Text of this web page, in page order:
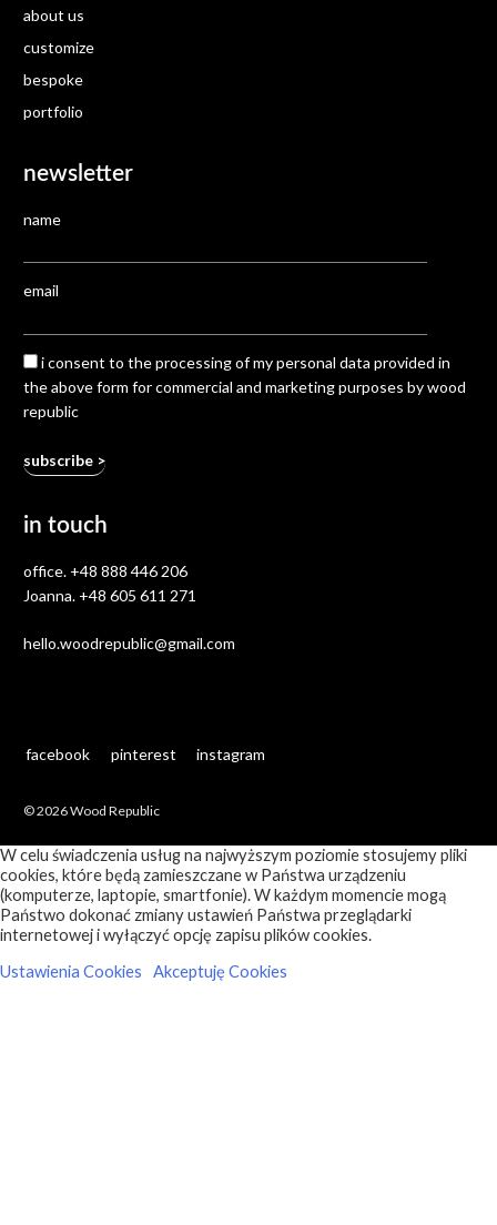
about us
customize
bespoke
portfolio
newsletter
name
email
i consent to the processing of my personal data provided in
the above form for commercial and marketing purposes by wood
republic
in touch
office. +48 888 446 206
Joanna. +48 605 611 271
hello.woodrepublic@gmail.com
facebook pinterest instagram
© 2026 Wood Republic
W celu świadczenia usług na najwyższym poziomie stosujemy pliki
cookies, które będą zamieszczane w Państwa urządzeniu
(komputerze, laptopie, smartfonie). W każdym momencie mogą
Państwo dokonać zmiany ustawień Państwa przeglądarki
internetowej i wyłączyć opcję zapisu plików cookies.
Ustawienia Cookies
Akceptuję Cookies